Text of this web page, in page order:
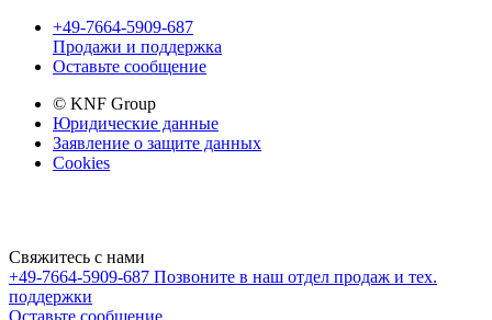
+49-7664-5909-687
Продажи и поддержка
Оставьте сообщение
© KNF Group
Юридические данные
Заявление о защите данных
Cookies
Свяжитесь с нами
+49-7664-5909-687 Позвоните в наш отдел продаж и тех.
поддержки
Оставьте сообщение